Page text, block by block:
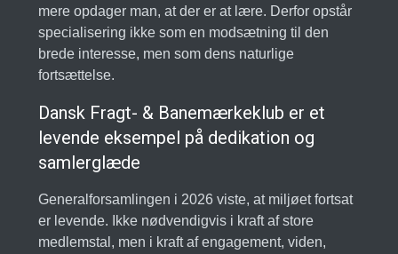
mere opdager man, at der er at lære. Derfor opstår
specialisering ikke som en modsætning til den
brede interesse, men som dens naturlige
fortsættelse.
Dansk Fragt- & Banemærkeklub er et
levende eksempel på dedikation og
samlerglæde
Generalforsamlingen i 2026 viste, at miljøet fortsat
er levende. Ikke nødvendigvis i kraft af store
medlemstal, men i kraft af engagement, viden,